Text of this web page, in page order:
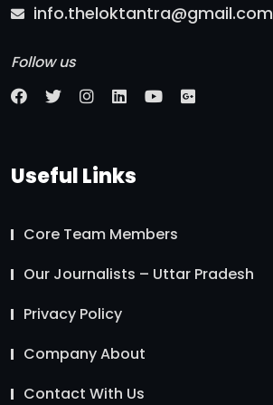
info.theloktantra@gmail.com
Follow us
Useful Links
Core Team Members
Our Journalists – Uttar Pradesh
Privacy Policy
Company About
Contact With Us